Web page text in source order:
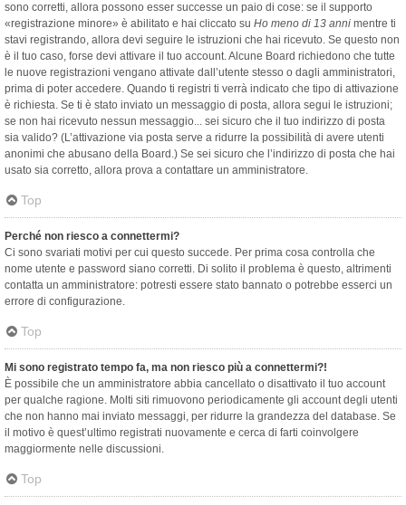
sono corretti, allora possono esser successe un paio di cose: se il supporto
«registrazione minore» è abilitato e hai cliccato su Ho meno di 13 anni mentre ti
stavi registrando, allora devi seguire le istruzioni che hai ricevuto. Se questo non
è il tuo caso, forse devi attivare il tuo account. Alcune Board richiedono che tutte
le nuove registrazioni vengano attivate dall’utente stesso o dagli amministratori,
prima di poter accedere. Quando ti registri ti verrà indicato che tipo di attivazione
è richiesta. Se ti è stato inviato un messaggio di posta, allora segui le istruzioni;
se non hai ricevuto nessun messaggio... sei sicuro che il tuo indirizzo di posta
sia valido? (L’attivazione via posta serve a ridurre la possibilità di avere utenti
anonimi che abusano della Board.) Se sei sicuro che l’indirizzo di posta che hai
usato sia corretto, allora prova a contattare un amministratore.
Top
Perché non riesco a connettermi?
Ci sono svariati motivi per cui questo succede. Per prima cosa controlla che
nome utente e password siano corretti. Di solito il problema è questo, altrimenti
contatta un amministratore: potresti essere stato bannato o potrebbe esserci un
errore di configurazione.
Top
Mi sono registrato tempo fa, ma non riesco più a connettermi?!
È possibile che un amministratore abbia cancellato o disattivato il tuo account
per qualche ragione. Molti siti rimuovono periodicamente gli account degli utenti
che non hanno mai inviato messaggi, per ridurre la grandezza del database. Se
il motivo è quest’ultimo registrati nuovamente e cerca di farti coinvolgere
maggiormente nelle discussioni.
Top